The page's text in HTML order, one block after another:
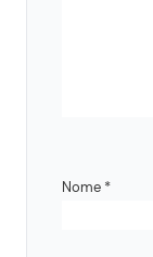
Nome *